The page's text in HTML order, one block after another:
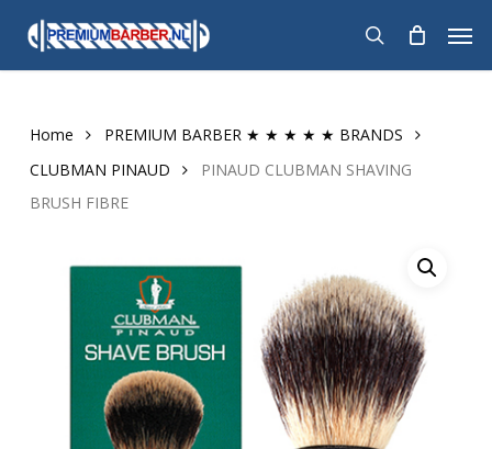
main
search
Home
PREMIUM BARBER ★ ★ ★ ★ ★ BRANDS
CLUBMAN PINAUD
PINAUD CLUBMAN SHAVING
BRUSH FIBRE